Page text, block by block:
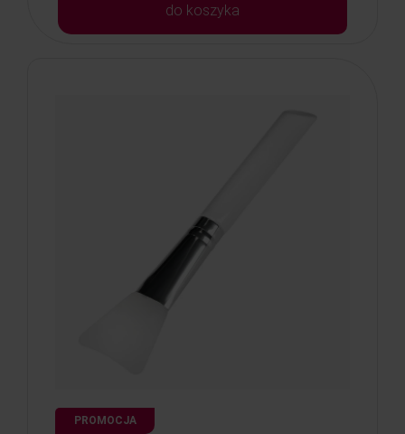
do koszyka
PROMOCJA